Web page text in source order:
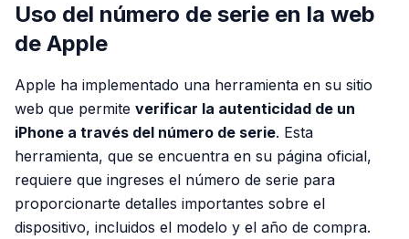
Uso del número de serie en la web
de Apple
Apple ha implementado una herramienta en su sitio
web que permite verificar la autenticidad de un
iPhone a través del número de serie. Esta
herramienta, que se encuentra en su página oficial,
requiere que ingreses el número de serie para
proporcionarte detalles importantes sobre el
dispositivo, incluidos el modelo y el año de compra.